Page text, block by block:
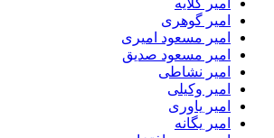
امیر گلایه
امیر گوهری
امیر مسعود امیری
امیر مسعود صدیق
امیر نشاطی
امیر وکیلی
امیر یاوری
امیر یگانه